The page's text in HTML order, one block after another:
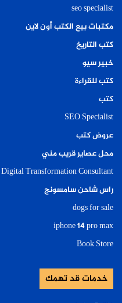
seo specialist
مكتبات بيع الكتب أون لاين
كتب التاريخ
خبير سيو
كتب للقراءة
كتب
SEO Specialist
عروض كتب
محل عصاير قريب مني
Digital Transformation Consultant
راس شاحن سامسونج
dogs for sale
iphone 14 pro max
Book Store
خدمات قد تهمك